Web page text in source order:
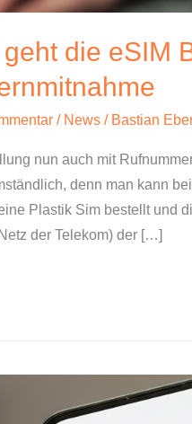
die eSIM
/ News/ Bastian
nun auch mit
denn man kann
Plastik Sim bestellt und
der Telekom) der […]